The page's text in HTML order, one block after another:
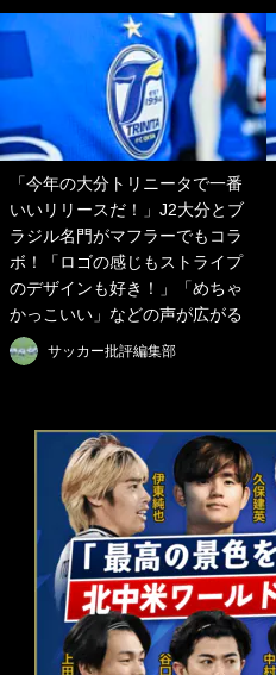
「今年の大分トリニータで一番
いいリリースだ！」J2大分とブ
ラジル名門がマフラーでもコラ
ボ！「ロゴの感じもストライプ
のデザインも好き！」「めちゃ
かっこいい」などの声が広がる
サッカー批評編集部